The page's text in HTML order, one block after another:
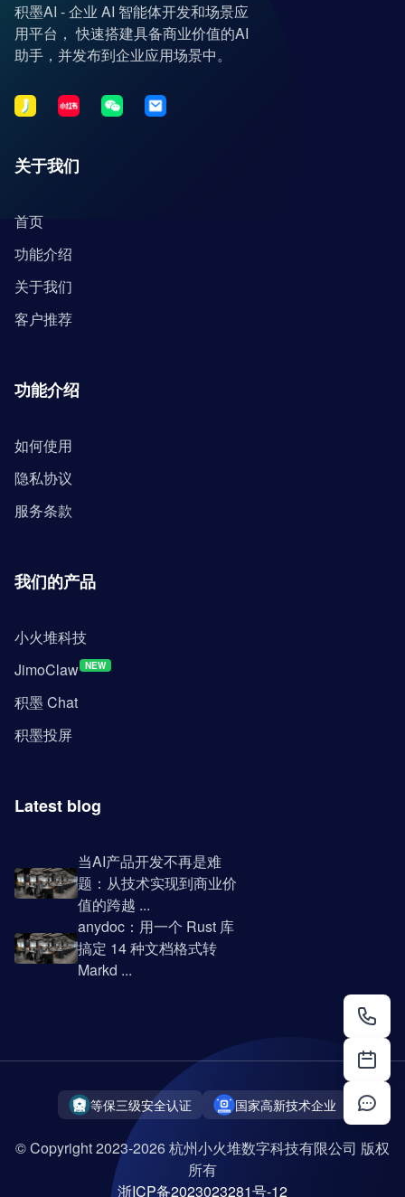
积墨AI - 企业 AI 智能体开发和场景应
用平台， 快速搭建具备商业价值的AI
助手，并发布到企业应用场景中。
关于我们
首页
功能介绍
关于我们
客户推荐
功能介绍
如何使用
隐私协议
服务条款
我们的产品
小火堆科技
JimoClaw NEW
积墨 Chat
积墨投屏
Latest blog
当AI产品开发不再是难
题：从技术实现到商业价
值的跨越 ...
anydoc：用一个 Rust 库
搞定 14 种文档格式转
Markd ...
等保三级安全认证 国家高新技术企业
© Copyright 2023-2026 杭州小火堆数字科技有限公司 版权
所有
浙ICP备2023023281号-12